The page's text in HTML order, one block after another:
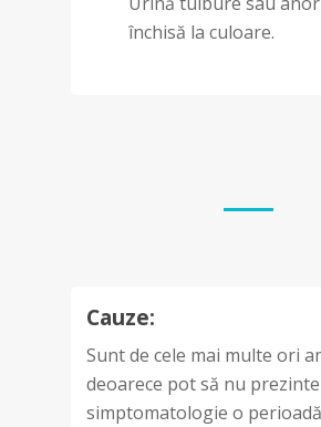
închisă la culoare.
Cauze:
Sunt de cele mai multe ori
deoarece pot să nu prezinte
simptomatologie o